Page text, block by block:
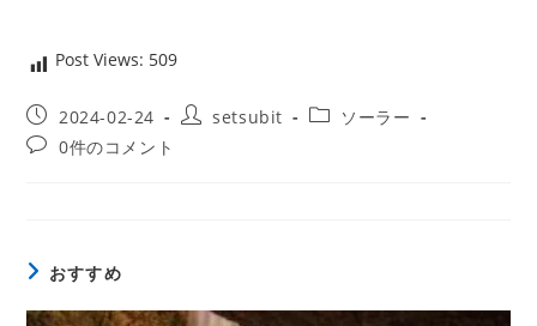
Post Views: 509
投
稿
公
2024-02-24
投
setsubit
投
ソーラー
投
ト:
0件のコメント
おすすめ